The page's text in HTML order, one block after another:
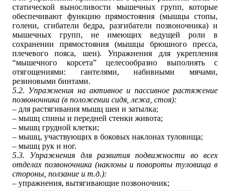
статической выносливости мышечных групп, которые
обеспечивают функцию прямостояния (мышцы стопы,
голени, сгибатели бедра, разгибатели позвоночника) и
мышечных групп, не имеющих ведущей роли в
сохранении прямостояния (мышцы брюшного пресса,
плечевого пояса, шеи). Упражнения для укрепления
“мышечного корсета” целесообразно выполнять с
отягощениями: гантелями, набивными мячами,
резиновыми бинтами.
5.2. Упражнения на активное и пассивное растяжение
позвоночника (в положении сидя, лежа, стоя):
– для растягивания мышц шеи и затылка;
– мышц спины и передней стенки живота;
– мышц грудной клетки;
– мышц, участвующих в боковых наклонах туловища;
– мышц рук и ног.
5.3. Упражнения для развития подвижности во всех
отделах позвоночника (наклоны и повороты туловища в
стороны, ползание и т.д.):
– упражнения, вытягивающие позвоночник;